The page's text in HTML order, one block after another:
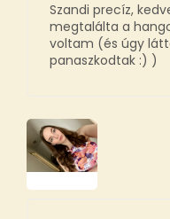
Szandi precíz,
megtalálta a
voltam (és úgy
panaszkodtak :) )